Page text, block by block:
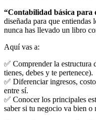
“Contabilidad básica para
diseñada para que
nunca has llevado un libro
Aquí vas a:
✅ Comprender la estructura
tienes, debes y te pertenece).
✅ Diferenciar ingresos,
entre sí.
✅ Conocer los principales
saber si tu negocio va bien o